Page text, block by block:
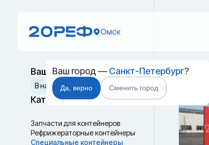
Омск
Ваш город — Санкт-Петербург?
Да, верно Сменить город
Ваш выбор
Сбросить
В наличии
В пути
Категории
Запчасти для контейнеров
Рефрижераторные контейнеры
Специальные контейнеры